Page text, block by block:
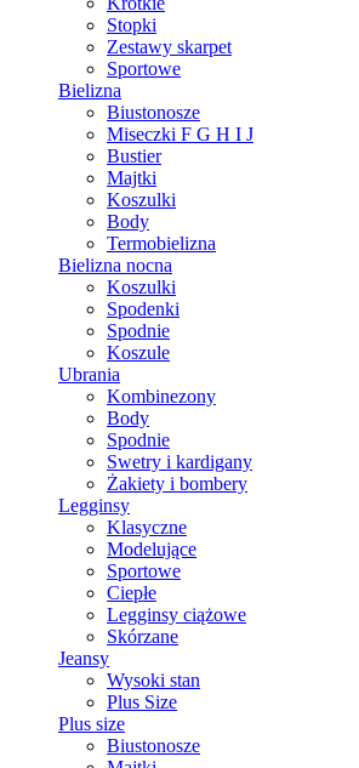
Stopki
Zestawy skarpet
Sportowe
Bielizna
Biustonosze
Miseczki F G H I J
Bustier
Majtki
Koszulki
Body
Termobielizna
Bielizna nocna
Koszulki
Spodenki
Spodnie
Koszule
Ubrania
Kombinezony
Body
Spodnie
Swetry i kardigany
Żakiety i bombery
Legginsy
Klasyczne
Modelujące
Sportowe
Ciepłe
Legginsy ciążowe
Skórzane
Jeansy
Wysoki stan
Plus Size
Plus size
Biustonosze